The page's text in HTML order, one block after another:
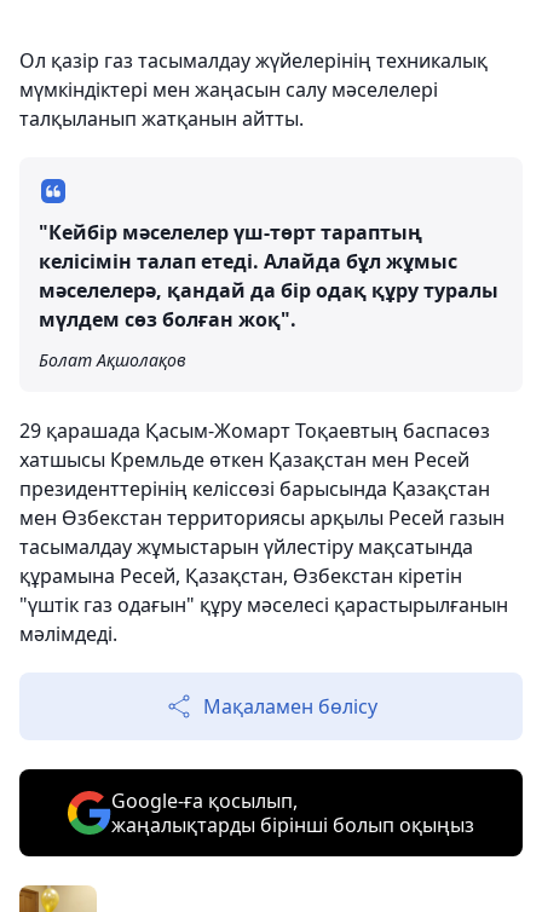
Ол қазір газ тасымалдау жүйелерінің техникалық
мүмкіндіктері мен жаңасын салу мәселелері
талқыланып жатқанын айтты.
"Кейбір мәселелер үш-төрт тараптың
келісімін талап етеді. Алайда бұл жұмыс
мәселелерә, қандай да бір одақ құру туралы
мүлдем сөз болған жоқ".
Болат Ақшолақов
29 қарашада Қасым-Жомарт Тоқаевтың баспасөз
хатшысы Кремльде өткен Қазақстан мен Ресей
президенттерінің келіссөзі барысында Қазақстан
мен Өзбекстан территориясы арқылы Ресей газын
тасымалдау жұмыстарын үйлестіру мақсатында
құрамына Ресей, Қазақстан, Өзбекстан кіретін
"үштік газ одағын" құру мәселесі қарастырылғанын
мәлімдеді.
Мақаламен бөлісу
Google-ға қосылып,
жаңалықтарды бірінші болып оқыңыз